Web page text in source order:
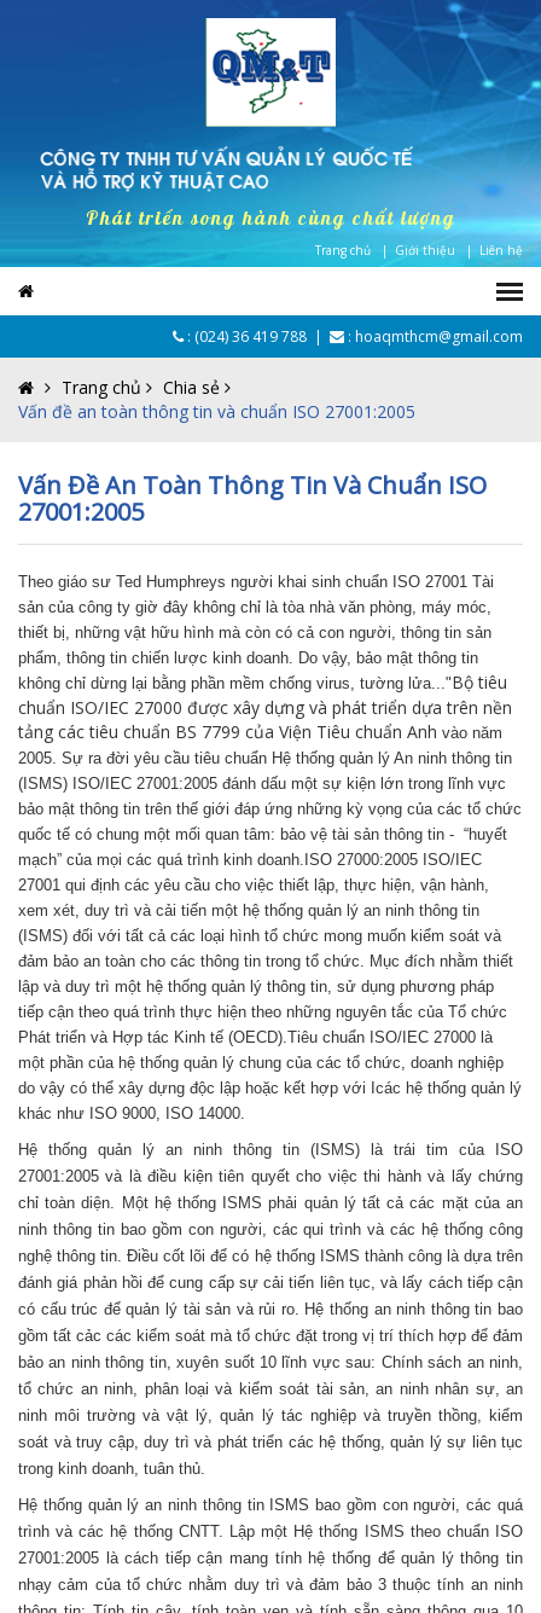
Phát triển song hành cùng chất lượng
Trang chủ | Giới thiệu | Liên hệ
: (024) 36 419 788 | : hoaqmthcm@gmail.com
Trang chủ
Chia sẻ
Vấn đề an toàn thông tin và chuẩn ISO 27001:2005
Vấn Đề An Toàn Thông Tin Và Chuẩn ISO
27001:2005
Theo giáo sư Ted Humphreys người khai sinh chuẩn ISO 27001 Tài
sản của công ty giờ đây không chỉ là tòa nhà văn phòng, máy móc,
thiết bị, những vật hữu hình mà còn có cả con người, thông tin sản
phẩm, thông tin chiến lược kinh doanh. Do vậy, bảo mật thông tin
không chỉ dừng lại bằng phần mềm chống virus, tường lửa..."Bộ tiêu
chuẩn ISO/IEC 27000 được xây dựng và phát triển dựa trên nền
tảng các tiêu chuẩn BS 7799 của Viện Tiêu chuẩn Anh vào năm
2005. Sự ra đời yêu cầu tiêu chuẩn Hệ thống quản lý An ninh thông tin
(ISMS) ISO/IEC 27001:2005 đánh dấu một sự kiện lớn trong lĩnh vực
bảo mật thông tin trên thế giới đáp ứng những kỳ vọng của các tổ chức
quốc tế có chung một mối quan tâm: bảo vệ tài sản thông tin - “huyết
mạch” của mọi các quá trình kinh doanh. ISO 27000:2005 ISO/IEC
27001 qui định các yêu cầu cho việc thiết lập, thực hiện, vận hành,
xem xét, duy trì và cải tiến một hệ thống quản lý an ninh thông tin
(ISMS) đối với tất cả các loại hình tổ chức mong muốn kiểm soát và
đảm bảo an toàn cho các thông tin trong tổ chức. Mục đích nhằm thiết
lập và duy trì một hệ thống quản lý thông tin, sử dụng phương pháp
tiếp cận theo quá trình thực hiện theo những nguyên tắc của Tổ chức
Phát triển và Hợp tác Kinh tế (OECD).Tiêu chuẩn ISO/IEC 27000 là
một phần của hệ thống quản lý chung của các tổ chức, doanh nghiệp
do vậy có thể xây dựng độc lập hoặc kết hợp với các hệ thống quản lý
khác như ISO 9000, ISO 14000.
Hệ thống quản lý an ninh thông tin (ISMS) là trái tim của ISO
27001:2005 và là điều kiện tiên quyết cho việc thi hành và lấy chứng
chỉ toàn diện. Một hệ thống ISMS phải quản lý tất cả các mặt của an
ninh thông tin bao gồm con người, các qui trình và các hệ thống công
nghệ thông tin. Điều cốt lõi để có hệ thống ISMS thành công là dựa trên
đánh giá phản hồi để cung cấp sự cải tiến liên tục, và lấy cách tiếp cận
có cấu trúc để quản lý tài sản và rủi ro. Hệ thống an ninh thông tin bao
gồm tất cảc các kiểm soát mà tổ chức đặt trong vị trí thích hợp để đảm
bảo an ninh thông tin, xuyên suốt 10 lĩnh vực sau: Chính sách an ninh,
tổ chức an ninh, phân loại và kiểm soát tài sản, an ninh nhân sự, an
ninh môi trường và vật lý, quản lý tác nghiệp và truyền thồng, kiểm
soát và truy cập, duy trì và phát triển các hệ thống, quản lý sự liên tục
trong kinh doanh, tuân thủ.
Hệ thống quản lý an ninh thông tin ISMS bao gồm con người, các quá
trình và các hệ thống CNTT. Lập một Hệ thống ISMS theo chuẩn ISO
27001:2005 là cách tiếp cận mang tính hệ thống để quản lý thông tin
nhạy cảm của tổ chức nhằm duy trì và đảm bảo 3 thuộc tính an ninh